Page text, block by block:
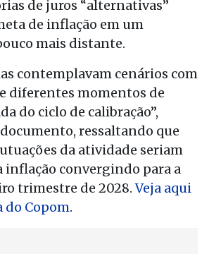
de juros “alternativas”
de inflação em um
mais distante.
contemplavam cenários com
diferentes momentos de
do ciclo de calibração”,
ressaltando que
da atividade seriam
inflação convergindo para a
trimestre de 2028.Veja aqui
do Copom.